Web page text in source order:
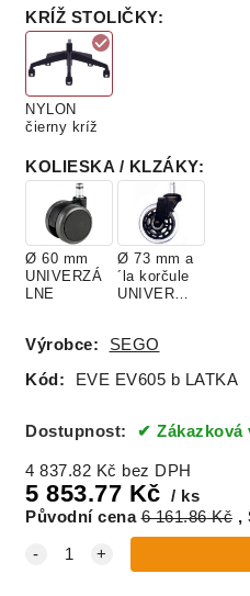
Final 613
čiernošedý
melír
KRÍŽ STOLIČKY:
NYLON
čierny kríž
KOLIESKA / KLZÁKY:
Ø 60 mm
UNIVERZÁ
LNE
Ø 73 mm a
´la korčule
UNIVERZÁ
295 kg
Výrobce: SEGO
Kód:
EVE EV605 b LATKA
Dostupnost: Zákazková
4 837.82 Kč bez DPH
5 853.77 Kč
ks
Původní cena 6 161.86Kč